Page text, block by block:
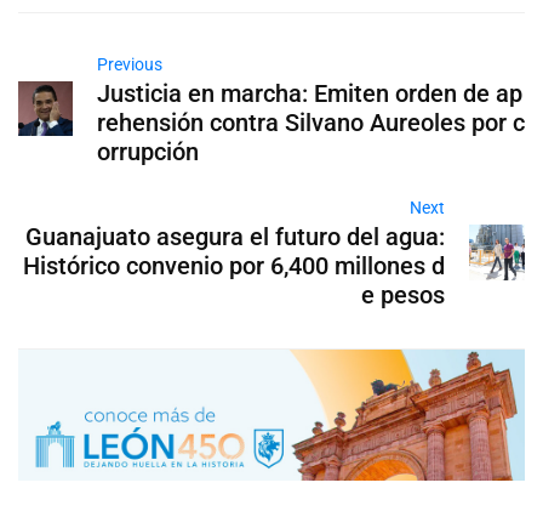
Previous
Justicia en marcha: Emiten orden de ap
rehensión contra Silvano Aureoles por c
orrupción
Next
Guanajuato asegura el futuro del agua:
Histórico convenio por 6,400 millones d
e pesos